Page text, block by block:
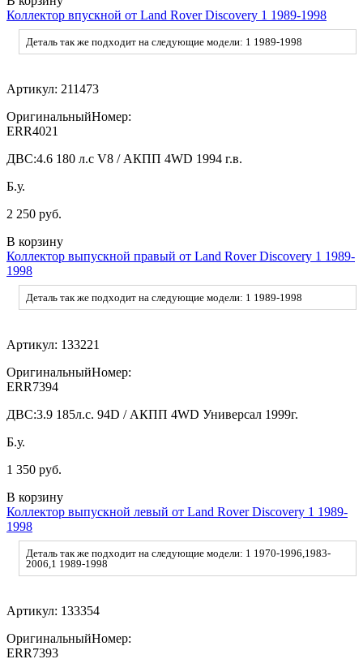
Коллектор впускной от Land Rover Discovery 1 1989-1998
Деталь так же подходит на следующие модели: 1 1989-1998
Артикул: 211473
ОригинальныйНомер:
ERR4021
ДВС:4.6 180 л.с V8 / АКПП 4WD 1994 г.в.
Б.у.
2 250 руб.
В корзину
Коллектор выпускной правый от Land Rover Discovery 1 1989-
1998
Деталь так же подходит на следующие модели: 1 1989-1998
Артикул: 133221
ОригинальныйНомер:
ERR7394
ДВС:3.9 185л.с. 94D / АКПП 4WD Универсал 1999г.
Б.у.
1 350 руб.
В корзину
Коллектор выпускной левый от Land Rover Discovery 1 1989-
1998
Деталь так же подходит на следующие модели: 1 1970-1996,1983-
2006,1 1989-1998
Артикул: 133354
ОригинальныйНомер:
ERR7393